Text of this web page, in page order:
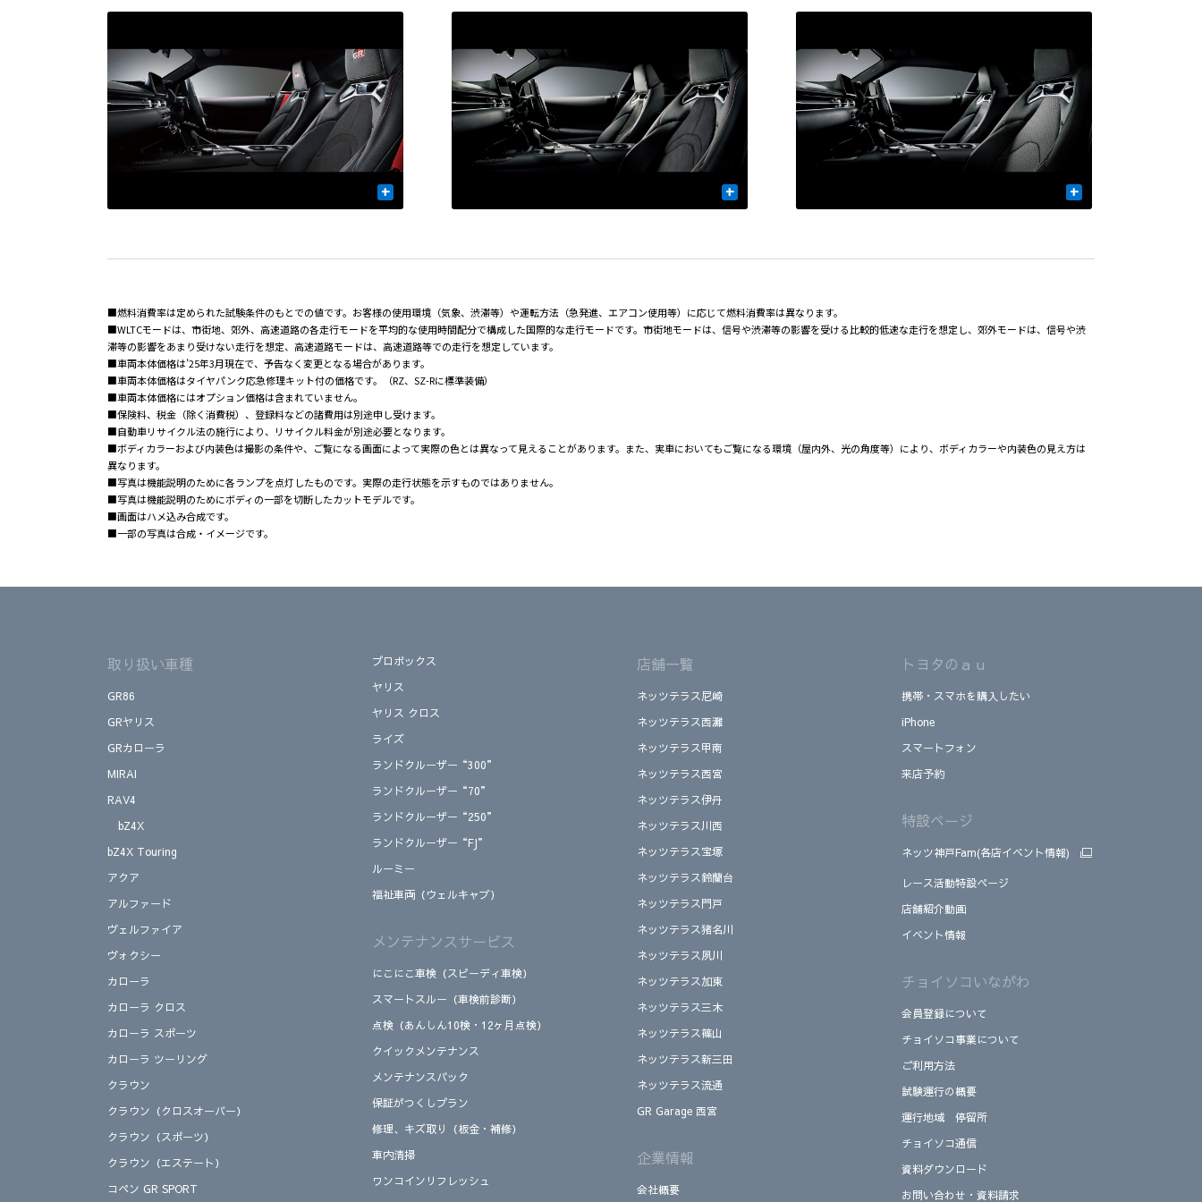
+ + +
■燃料消費率は定められた試験条件のもとでの値です。お客様の使用環境（気象、渋滞等）や運転方法（急発進、エアコン使用等）に応じて燃料消費率は異なります。
■WLTCモードは、市街地、郊外、高速道路の各走行モードを平均的な使用時間配分で構成した国際的な走行モードです。市街地モードは、信号や渋滞等の影響を受ける比較的低速な走行を想定し、郊外モードは、信号や渋
滞等の影響をあまり受けない走行を想定、高速道路モードは、高速道路等での走行を想定しています。
■車両本体価格は’25年3月現在で、予告なく変更となる場合があります。
■車両本体価格はタイヤパンク応急修理キット付の価格です。（RZ、SZ-Rに標準装備）
■車両本体価格にはオプション価格は含まれていません。
■保険料、税金（除く消費税）、登録料などの諸費用は別途申し受けます。
■自動車リサイクル法の施行により、リサイクル料金が別途必要となります。
■ボディカラーおよび内装色は撮影の条件や、ご覧になる画面によって実際の色とは異なって見えることがあります。また、実車においてもご覧になる環境（屋内外、光の角度等）により、ボディカラーや内装色の見え方は
異なります。
■写真は機能説明のために各ランプを点灯したものです。実際の走行状態を示すものではありません。
■写真は機能説明のためにボディの一部を切断したカットモデルです。
■画面はハメ込み合成です。
■一部の写真は合成・イメージです。
取り扱い車種
GR86
GRヤリス
GRカローラ
MIRAI
RAV4
bZ4X
bZ4X Touring
アクア
アルファード
ヴェルファイア
ヴォクシー
カローラ
カローラ クロス
カローラ スポーツ
カローラ ツーリング
クラウン
クラウン（クロスオーバー）
クラウン（スポーツ）
クラウン（エステート）
コペン GR SPORT
プロボックス
ヤリス
ヤリス クロス
ライズ
ランドクルーザー“300”
ランドクルーザー“70”
ランドクルーザー“250”
ランドクルーザー“FJ”
ルーミー
福祉車両（ウェルキャブ）
メンテナンスサービス
にこにこ車検（スピーディ車検）
スマートスルー（車検前診断）
点検（あんしん10検・12ヶ月点検）
クイックメンテナンス
メンテナンスパック
保証がつくしプラン
修理、キズ取り（板金・補修）
車内清掃
ワンコインリフレッシュ
店舗一覧
ネッツテラス尼崎
ネッツテラス西灘
ネッツテラス甲南
ネッツテラス西宮
ネッツテラス伊丹
ネッツテラス川西
ネッツテラス宝塚
ネッツテラス鈴蘭台
ネッツテラス門戸
ネッツテラス猪名川
ネッツテラス夙川
ネッツテラス加東
ネッツテラス三木
ネッツテラス篠山
ネッツテラス新三田
ネッツテラス流通
GR Garage 西宮
企業情報
会社概要
トヨタのａｕ
携帯・スマホを購入したい
iPhone
スマートフォン
来店予約
特設ページ
ネッツ神戸Fam(各店イベント情報)
レース活動特設ページ
店舗紹介動画
イベント情報
チョイソコいながわ
会員登録について
チョイソコ事業について
ご利用方法
試験運行の概要
運行地域 停留所
チョイソコ通信
資料ダウンロード
お問い合わせ・資料請求